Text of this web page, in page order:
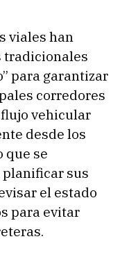
viales han
tradicionales
para garantizar
corredores
flujo vehicular
desde los
que se
planificar sus
el estado
para evitar